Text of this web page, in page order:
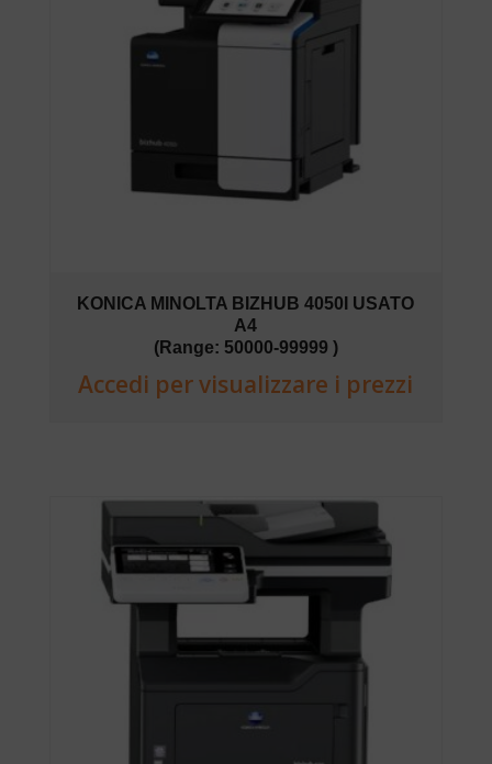
KONICA MINOLTA BIZHUB 4050I USATO
A4
(Range: 50000-99999 )
Accedi per visualizzare i prezzi